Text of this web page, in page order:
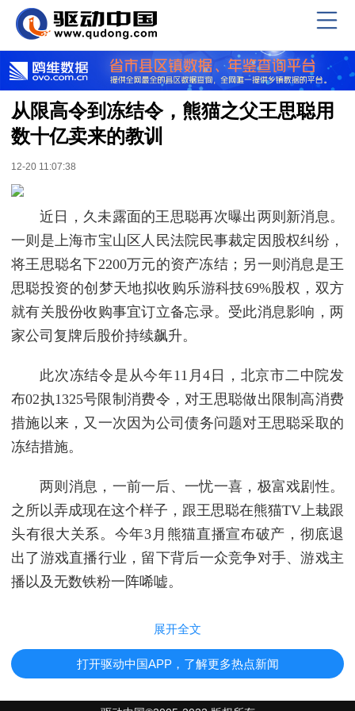
从限高令到冻结令，熊猫之父王思聪用
数十亿卖来的教训
12-20 11:07:38
近日，久未露面的王思聪再次曝出两则新消息。
一则是上海市宝山区人民法院民事裁定因股权纠纷，
将王思聪名下2200万元的资产冻结；另一则消息是王
思聪投资的创梦天地拟收购乐游科技69%股权，双方
就有关股份收购事宜订立备忘录。受此消息影响，两
家公司复牌后股价持续飙升。
此次冻结令是从今年11月4日，北京市二中院发
布02执1325号限制消费令，对王思聪做出限制高消费
措施以来，又一次因为公司债务问题对王思聪采取的
冻结措施。
两则消息，一前一后、一忧一喜，极富戏剧性。
之所以弄成现在这个样子，跟王思聪在熊猫TV上栽跟
头有很大关系。今年3月熊猫直播宣布破产，彻底退
出了游戏直播行业，留下背后一众竞争对手、游戏主
播以及无数铁粉一阵唏嘘。
展开全文
打开驱动中国APP，了解更多热点新闻